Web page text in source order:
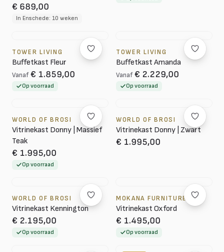
€ 689,00
In Enschede: 10 weken
TOWER LIVING
Buffetkast Fleur
Vanaf € 1.859,00
Op voorraad
TOWER LIVING
Buffetkast Amanda
Vanaf € 2.229,00
Op voorraad
WORLD OF BROSI
Vitrinekast Donny | Massief
Teak
€ 1.995,00
Op voorraad
WORLD OF BROSI
Vitrinekast Donny | Zwart
€ 1.995,00
WORLD OF BROSI
Vitrinekast Kennington
€ 2.195,00
Op voorraad
MOKANA FURNITURE
Vitrinekast Oxford
€ 1.495,00
Op voorraad